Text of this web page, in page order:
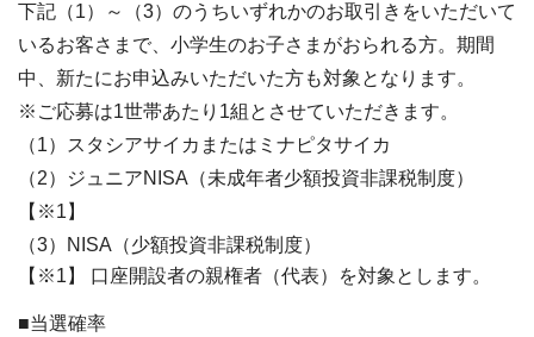
下記（1）～（3）のうちいずれかのお取引きをいただいて
いるお客さまで、小学生のお子さまがおられる方。期間
中、新たにお申込みいただいた方も対象となります。
※ご応募は1世帯あたり1組とさせていただきます。
（1）スタシアサイカまたはミナピタサイカ
（2）ジュニアNISA（未成年者少額投資非課税制度）
【※1】
（3）NISA（少額投資非課税制度）
【※1】 口座開設者の親権者（代表）を対象とします。
■当選確率